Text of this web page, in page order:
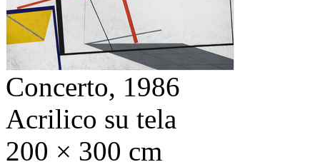
Concerto, 1986
Acrilico su tela
200 × 300 cm